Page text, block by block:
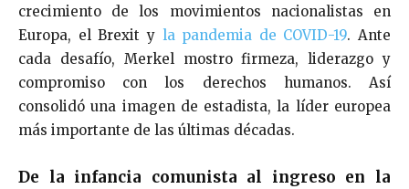
crecimiento de los movimientos nacionalistas en
Europa, el Brexit yla pandemia de COVID-19. Ante
cada desafío, Merkel mostro firmeza, liderazgo y
compromiso con los derechos humanos. Así
consolidó una imagen de estadista, la líder europea
más importante de las últimas décadas.
De la infancia comunista al ingreso en la